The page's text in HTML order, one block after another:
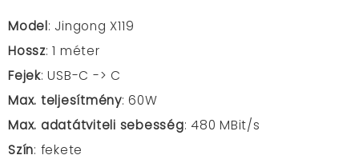
Model: Jingong X119
Hossz: 1 méter
Fejek: USB-C -> C
Max. teljesítmény: 60W
Max. adatátviteli sebesség: 480 MBit/s
Szín: fekete